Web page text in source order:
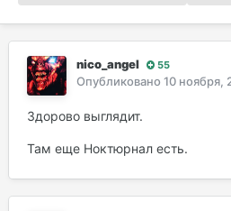
nico_angel 55
Опубликовано 10 ноября,
Здорово выглядит.
Там еще Ноктюрнал есть.